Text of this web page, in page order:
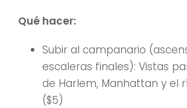
Qué hacer:
Subir al campanario
escaleras finales): Vistas
de Harlem, Manhattan y el
($5)